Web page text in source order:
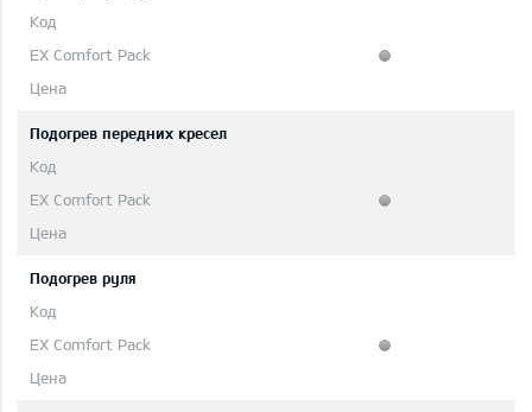
Подогрев передних кресел
Подогрев руля